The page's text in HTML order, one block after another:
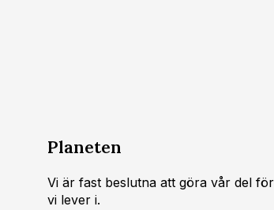
Planeten
Vi är fast beslutna att göra vår del
vi lever i.